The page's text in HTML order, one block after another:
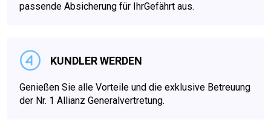
passende Absicherung für IhrGefährt aus.
KUNDLER WERDEN
Genießen Sie alle Vorteile und die exklusive Betreuung
der Nr. 1 Allianz Generalvertretung.